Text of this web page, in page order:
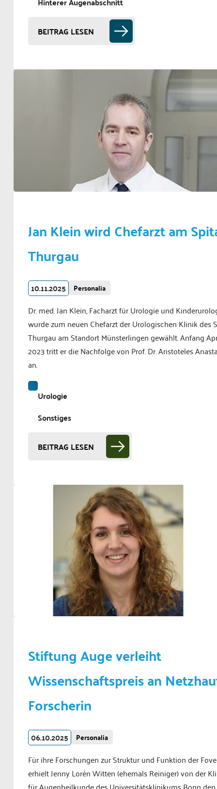
BEITRAG LESEN
Jan Klein wird Chefarzt am
Thurgau
10.11.2025 Personalia
Dr. med. Jan Klein, Facharzt für Urologie und
wurde zum neuen Chefarzt der Urologischen Klinik des
Thurgau am Standort Münsterlingen gewählt. Anfang
2023 tritt er die Nachfolge von Prof. Dr. Aristoteles
an.
Urologie
Sonstiges
BEITRAG LESEN
Stiftung Auge verleiht
Wissenschaftspreis an
Forscherin
06.10.2025 Personalia
Für ihre Forschungen zur Struktur und Funktion der
erhielt Jenny Lorén Witten (ehemals Reiniger) von der